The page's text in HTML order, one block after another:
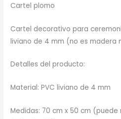
Cartel plomo
Cartel decorativo para
liviano de 4 mm (no es madera
Detalles del producto:
Material: PVC liviano de 4 mm
Medidas: 70 cm x 50 cm